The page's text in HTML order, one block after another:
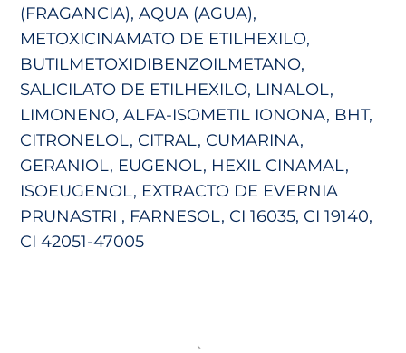
(FRAGANCIA), AQUA (AGUA),
METOXICINAMATO DE ETILHEXILO,
BUTILMETOXIDIBENZOILMETANO,
SALICILATO DE ETILHEXILO, LINALOL,
LIMONENO, ALFA-ISOMETIL IONONA, BHT,
CITRONELOL, CITRAL, CUMARINA,
GERANIOL, EUGENOL, HEXIL CINAMAL,
ISOEUGENOL, EXTRACTO DE EVERNIA
PRUNASTRI , FARNESOL, CI 16035, CI 19140,
CI 42051-47005